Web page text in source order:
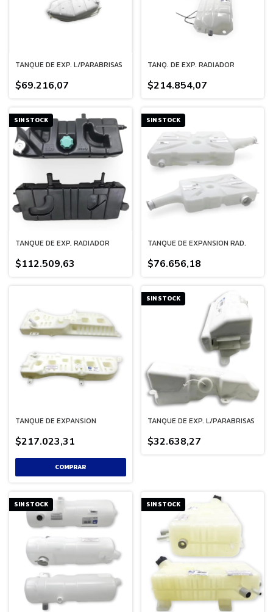
TANQUE DE EXP. L/PARABRISAS
$69.216,07
TANQ. DE EXP. RADIADOR
$214.854,07
SIN STOCK
TANQUE DE EXP, RADIADOR
$112.509,63
SIN STOCK
TANQUE DE EXPANSION RAD.
$76.656,18
TANQUE DE EXPANSION
$217.023,31
SIN STOCK
TANQUE DE EXP. L/PARABRISAS
$32.638,27
SIN STOCK SIN STOCK